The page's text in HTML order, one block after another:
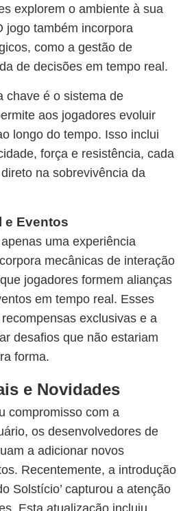
explorem o ambiente à sua
jogo também incorpora
como a gestão de
de decisões em tempo real.
chave é o sistema de
aos jogadores evoluir
longo do tempo. Isso inclui
força e resistência, cada
na sobrevivência da
e Eventos
uma experiência
mecânicas de interação
jogadores formem alianças
em tempo real. Esses
exclusivas e a
desafios que não estariam
forma.
e Novidades
compromisso com a
os desenvolvedores de
a adicionar novos
Recentemente, a introdução
Solstício’ capturou a atenção
Esta atualização incluiu